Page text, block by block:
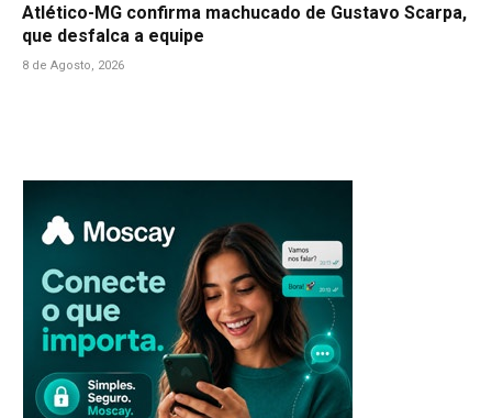
Atlético-MG confirma machucado de Gustavo Scarpa,
que desfalca a equipe
8 de Agosto, 2026